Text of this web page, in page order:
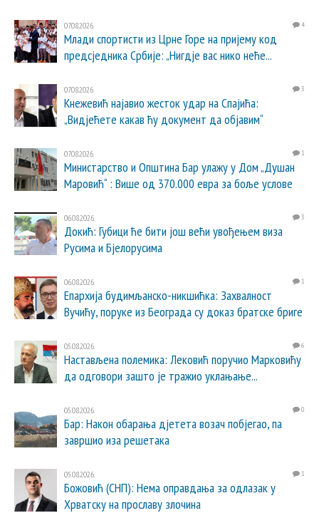
07.08.2026. 4
Млади спортисти из Црне Горе на пријему код
предсједника Србије: „Нигдје вас нико неће...
07.08.2026. 3
Кнежевић најавио жесток удар на Спајића:
„Видјећете какав ћу документ да објавим“
07.08.2026. 1
Министарство и Општина Бар улажу у Дом „Душан
Маровић“ : Више од 370.000 евра за боље услове
06.08.2026. 3
Докић: Губици ће бити још већи увођењем виза
Русима и Бјелорусима
06.08.2026. 1
Епархија будимљанско-никшићка: Захвалност
Вучићу, поруке из Београда су доказ братске бриге
05.08.2026. 6
Настављена полемика: Лековић поручио Марковићу
да одговори зашто је тражио уклањање...
05.08.2026. 0
Бар: Након обарања дјетета возач побјегао, па
завршио иза решетака
05.08.2026. 1
Божовић (СНП): Нема оправдања за одлазак у
Хрватску на прославу злочина